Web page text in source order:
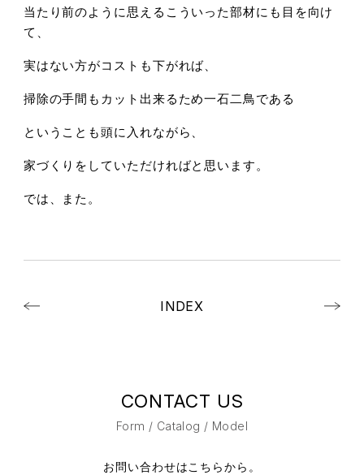
当たり前のように思えるこういった部材にも目を向け
て、
実はない方がコストも下がれば、
掃除の手間もカット出来るため一石二鳥である
ということも頭に入れながら、
家づくりをしていただければと思います。
では、また。
INDEX
CONTACT US
Form / Catalog / Model
お問い合わせはこちらから。